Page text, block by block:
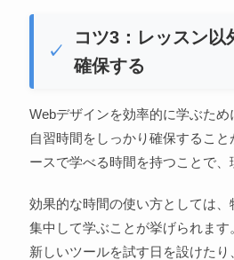
コツ3：レッスン以
確保する
Webデザインを効率的に学ぶた
自習時間をしっかり確保するこ
ースで学べる時間を持つことで、
効果的な時間の使い方としては、
集中して学ぶことが挙げられま
新しいツールを試す日を設けたり